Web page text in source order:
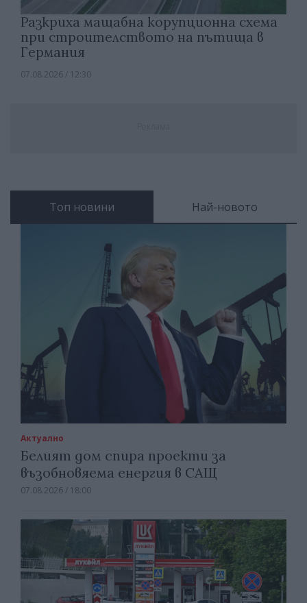
Разкриха мащабна корупционна схема
при строителството на пътища в
Германия
07.08.2026 / 12:30
Топ новини Най-новото
Актуално
Белият дом спира проекти за
възобновяема енергия в САЩ
07.08.2026 / 18:00